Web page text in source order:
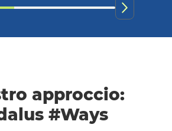
approccio:
#Ways